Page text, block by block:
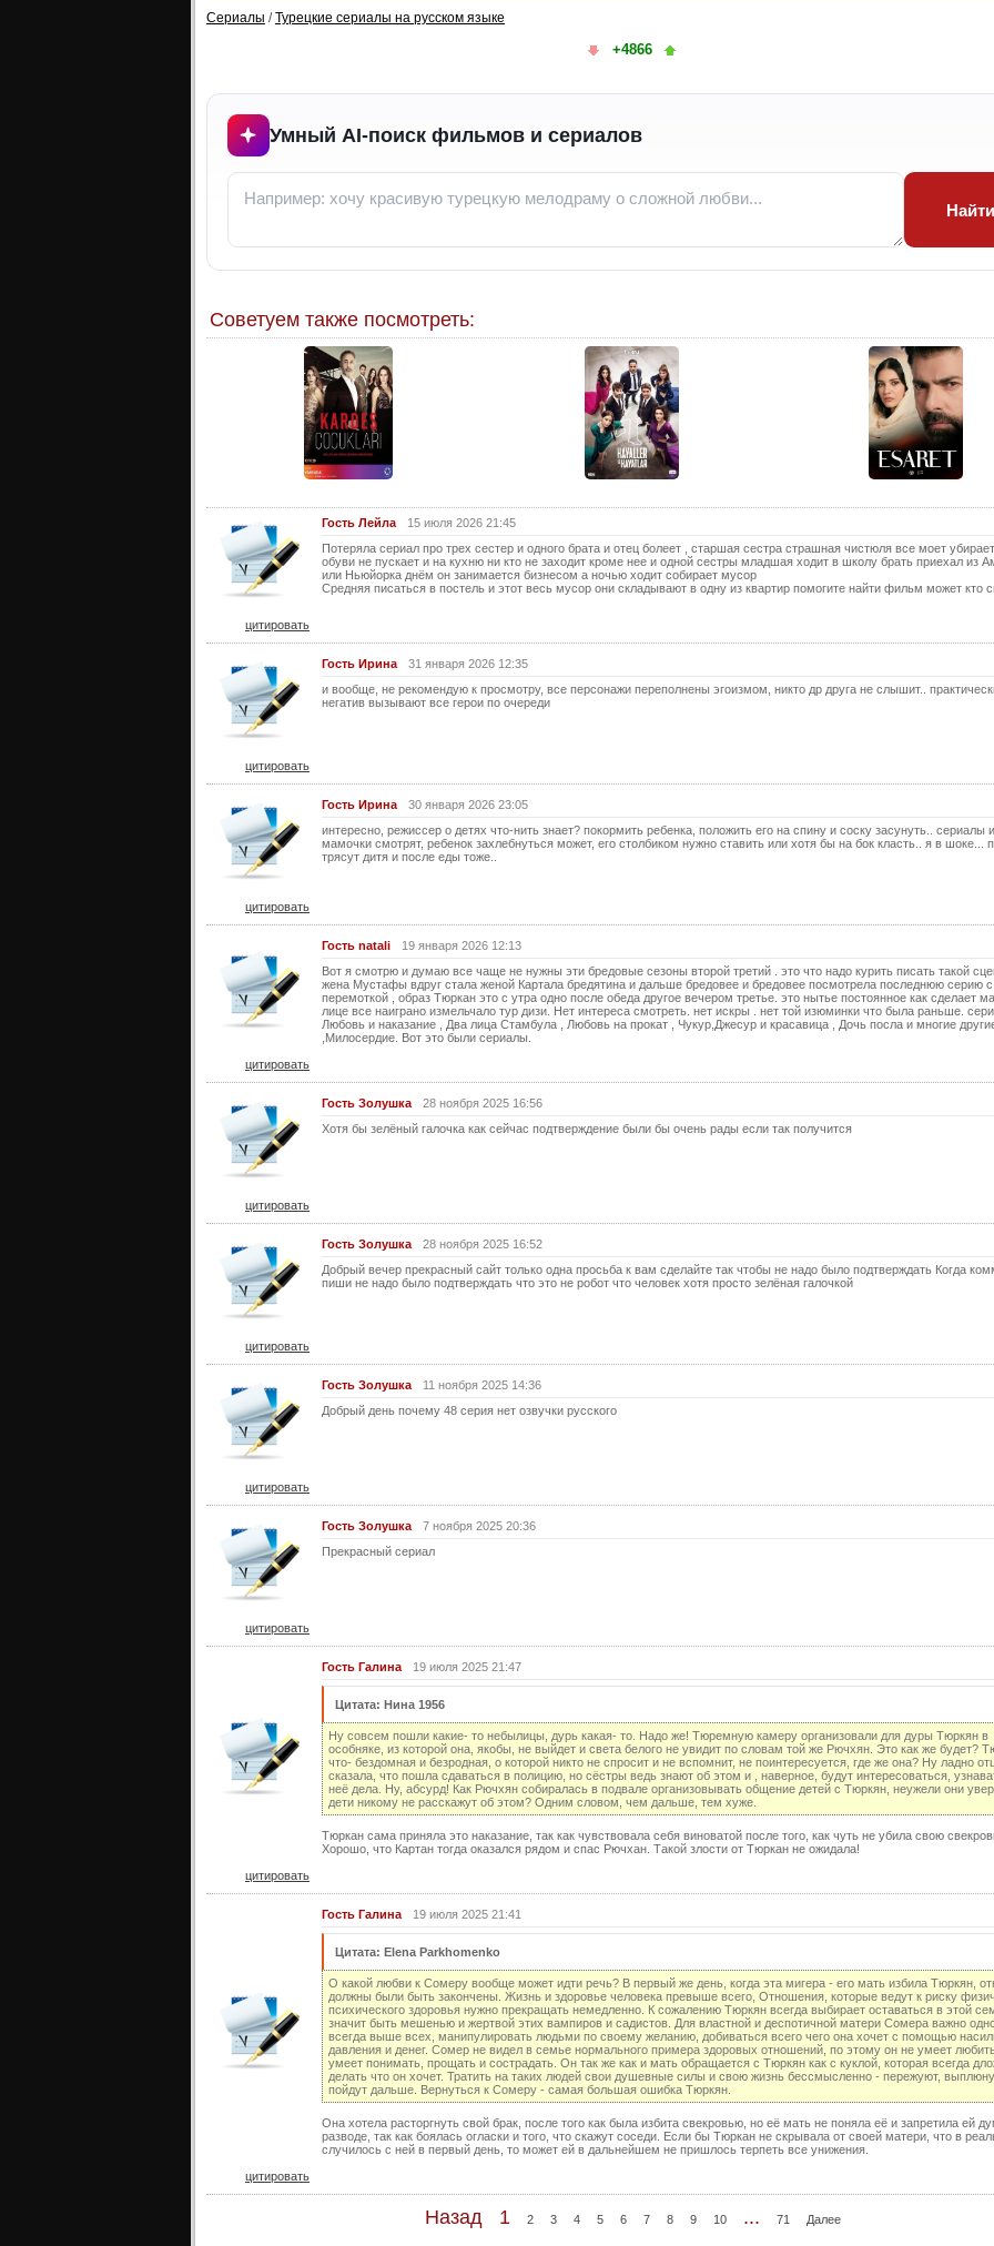
16
2
21
22
24
25
28
31
31
34
34
35
35
Сериалы /Турецкие сериалы на русском языке
+4866
Умный AI-поиск фильмов и сериалов
Найти
Советуем также посмотреть:
Гость Лейла
15 июля 2026 21:45
Потеряла сериал про трех сестер и одного брата и отец болеет , старшая сестра страшная чистюля все моет
обуви не пускает и на кухню ни кто не заходит кроме нее и одной сестры младшая ходит в школу брать приехал из
или Ньюйорка днём он занимается бизнесом а ночью ходит собирает мусор
Средняя писаться в постель и этот весь мусор они складывают в одну из квартир помогите найти фильм может кто
цитировать
Гость Ирина
31 января 2026 12:35
и вообще, не рекомендую к просмотру, все персонажи переполнены эгоизмом, никто др друга не слышит..
негатив вызывают все герои по очереди
цитировать
Гость Ирина
30 января 2026 23:05
интересно, режиссер о детях что-нить знает? покормить ребенка, положить его на спину и соску засунуть.. сериалы
мамочки смотрят, ребенок захлебнуться может, его столбиком нужно ставить или хотя бы на бок класть.. я в шоке...
трясут дитя и после еды тоже..
цитировать
Гость natali
19 января 2026 12:13
Вот я смотрю и думаю все чаще не нужны эти бредовые сезоны второй третий . это что надо курить писать такой
жена Мустафы вдруг стала женой Картала бредятина и дальше бредовее и бредовее посмотрела последнюю серию с
перемоткой , образ Тюркан это с утра одно после обеда другое вечером третье. это нытье постоянное как сделает
лице все наиграно измельчало тур дизи. Нет интереса смотреть. нет искры . нет той изюминки что была раньше.
Любовь и наказание , Два лица Стамбула , Любовь на прокат , Чукур,Джесур и красавица , Дочь посла и многие
,Милосердие. Вот это были сериалы.
цитировать
Гость Золушка
28 ноября 2025 16:56
Хотя бы зелёный галочка как сейчас подтверждение были бы очень рады если так получится
цитировать
Гость Золушка
28 ноября 2025 16:52
Добрый вечер прекрасный сайт только одна просьба к вам сделайте так чтобы не надо было подтверждать Когда
пиши не надо было подтверждать что это не робот что человек хотя просто зелёная галочкой
цитировать
Гость Золушка
11 ноября 2025 14:36
Добрый день почему 48 серия нет озвучки русского
цитировать
Гость Золушка
7 ноября 2025 20:36
Прекрасный сериал
цитировать
Гость Галина 19 июля 2025 21:47
Цитата: Нина 1956
Ну совсем пошли какие- то небылицы, дурь какая- то. Надо же! Тюремную камеру организовали для дуры Тюркян в
особняке, из которой она, якобы, не выйдет и света белого не увидит по словам той же Рючхян. Это как же будет?
что- бездомная и безродная, о которой никто не спросит и не вспомнит, не поинтересуется, где же она? Ну ладно
сказала, что пошла сдаваться в полицию, но сёстры ведь знают об этом и , наверное, будут интересоваться,
неё дела. Ну, абсурд! Как Рючхян собиралась в подвале организовывать общение детей с Тюркян, неужели они
дети никому не расскажут об этом? Одним словом, чем дальше, тем хуже.
Тюркан сама приняла это наказание, так как чувствовала себя виноватой после того, как чуть не убила свою
Хорошо, что Картан тогда оказался рядом и спас Рючхан. Такой злости от Тюркан не ожидала!
цитировать
Гость Галина 19 июля 2025 21:41
Цитата: Elena Parkhomenko
О какой любви к Сомеру вообще может идти речь? В первый же день, когда эта мигера - его мать избила Тюркян,
должны были быть закончены. Жизнь и здоровье человека превыше всего, Отношения, которые ведут к риску
психического здоровья нужно прекращать немедленно. К сожалению Тюркян всегда выбирает оставаться в этой
значит быть мешенью и жертвой этих вампиров и садистов. Для властной и деспотичной матери Сомера важно
всегда выше всех, манипулировать людьми по своему желанию, добиваться всего чего она хочет с помощью
давления и денег. Сомер не видел в семье нормального примера здоровых отношений, по этому он не умеет
умеет понимать, прощать и сострадать. Он так же как и мать обращается с Тюркян как с куклой, которая всегда
делать что он хочет. Тратить на таких людей свои душевные силы и свою жизнь бессмысленно - пережуют,
пойдут дальше. Вернуться к Сомеру - самая большая ошибка Тюркян.
Она хотела расторгнуть свой брак, после того как была избита свекровью, но её мать не поняла её и запретила ей
разводе, так как боялась огласки и того, что скажут соседи. Если бы Тюркан не скрывала от своей матери, что в
случилось с ней в первый день, то может ей в дальнейшем не пришлось терпеть все унижения.
цитировать
Назад 1 2 3 4 5 6 7 8 9 10 ... 71 Далее